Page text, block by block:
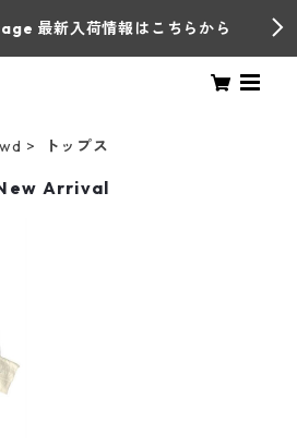
最新入荷情報はこちらから
トップス
Arrival